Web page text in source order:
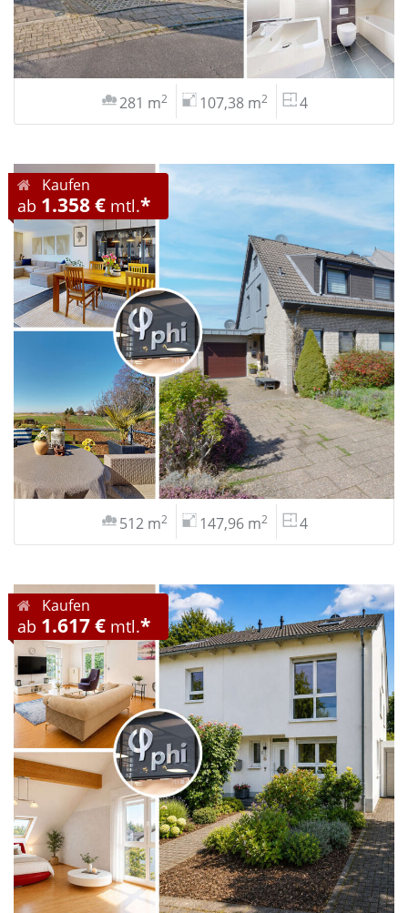
281 m2 107,38 m2 4
Kaufen
ab 1.358 € mtl.*
512 m2 147,96 m2 4
Kaufen
ab 1.617 € mtl.*